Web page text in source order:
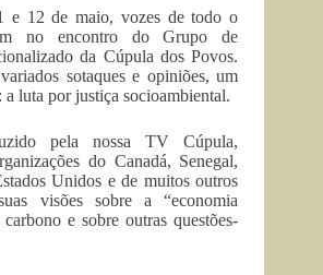
e 12 de maio, vozes de todo o
no encontro do Grupo de
da Cúpula dos Povos.
sotaques e opiniões, um
luta por justiça socioambiental.
pela nossa TV Cúpula,
do Canadá, Senegal,
Unidos e de muitos outros
visões sobre a “economia
e sobre outras questões-